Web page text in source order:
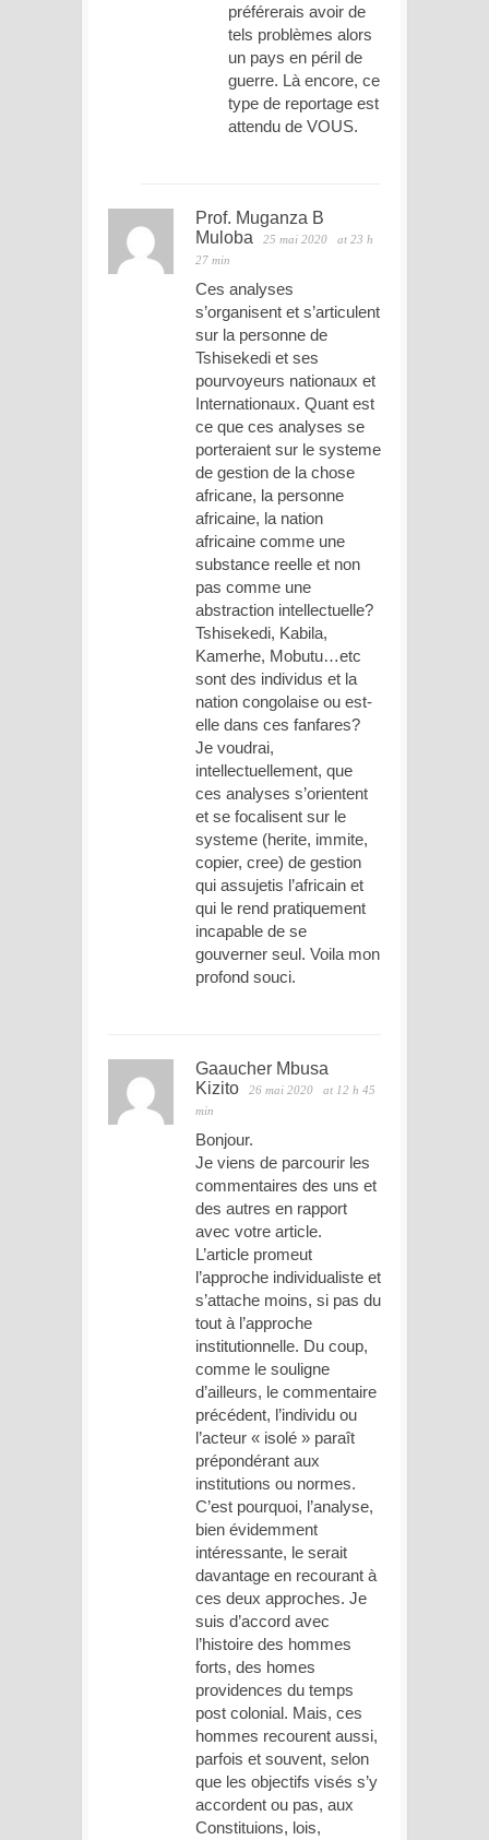
préférerais avoir de
tels problèmes alors
un pays en péril de
guerre. Là encore, ce
type de reportage est
attendu de VOUS.
Prof. Muganza B
Muloba
25 mai 2020
at 23 h
27 min
Ces analyses
s’organisent et s’articulent
sur la personne de
Tshisekedi et ses
pourvoyeurs nationaux et
Internationaux. Quant est
ce que ces analyses se
porteraient sur le systeme
de gestion de la chose
africane, la personne
africaine, la nation
africaine comme une
substance reelle et non
pas comme une
abstraction intellectuelle?
Tshisekedi, Kabila,
Kamerhe, Mobutu…etc
sont des individus et la
nation congolaise ou est-
elle dans ces fanfares?
Je voudrai,
intellectuellement, que
ces analyses s’orientent
et se focalisent sur le
systeme (herite, immite,
copier, cree) de gestion
qui assujetis l’africain et
qui le rend pratiquement
incapable de se
gouverner seul. Voila mon
profond souci.
Gaaucher Mbusa
Kizito
26 mai 2020
at 12 h 45
min
Bonjour.
Je viens de parcourir les
commentaires des uns et
des autres en rapport
avec votre article.
L’article promeut
l’approche individualiste et
s’attache moins, si pas du
tout à l’approche
institutionnelle. Du coup,
comme le souligne
d’ailleurs, le commentaire
précédent, l’individu ou
l’acteur « isolé » paraît
prépondérant aux
institutions ou normes.
C’est pourquoi, l’analyse,
bien évidemment
intéressante, le serait
davantage en recourant à
ces deux approches. Je
suis d’accord avec
l’histoire des hommes
forts, des homes
providences du temps
post colonial. Mais, ces
hommes recourent aussi,
parfois et souvent, selon
que les objectifs visés s’y
accordent ou pas, aux
Constituions, lois,